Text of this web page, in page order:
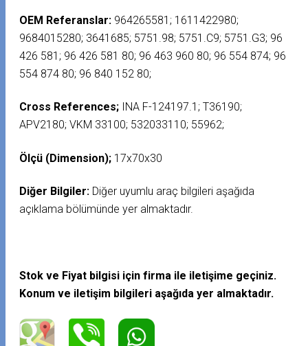
OEM Referanslar: 964265581; 1611422980;
9684015280; 3641685; 5751.98; 5751.C9; 5751.G3; 96
426 581; 96 426 581 80; 96 463 960 80; 96 554 874; 96
554 874 80; 96 840 152 80;
Cross References; INA F-124197.1; T36190;
APV2180; VKM 33100; 532033110; 55962;
Ölçü (Dimension); 17x70x30
Diğer Bilgiler: Diğer uyumlu araç bilgileri aşağıda
açıklama bölümünde yer almaktadır.
Stok ve Fiyat bilgisi için firma ile iletişime geçiniz.
Konum ve iletişim bilgileri aşağıda yer almaktadır.